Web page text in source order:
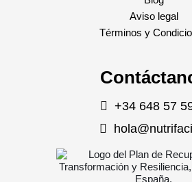
Aviso legal
Términos y
+34 648 57